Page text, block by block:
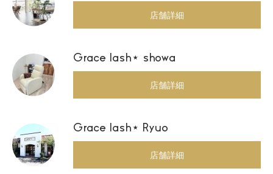
店舗詳細
Grace lash⋆ showa
店舗詳細
Grace lash⋆ Ryuo
店舗詳細